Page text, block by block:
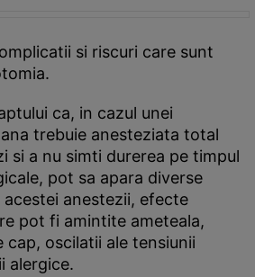
si riscuri care sunt
ca, in cazul unei
trebuie anesteziata total
si a nu simti durerea pe timpul
pot sa apara diverse
anestezii, efecte
pot fi amintite ameteala,
cap, oscilatii ale tensiunii
alergice.